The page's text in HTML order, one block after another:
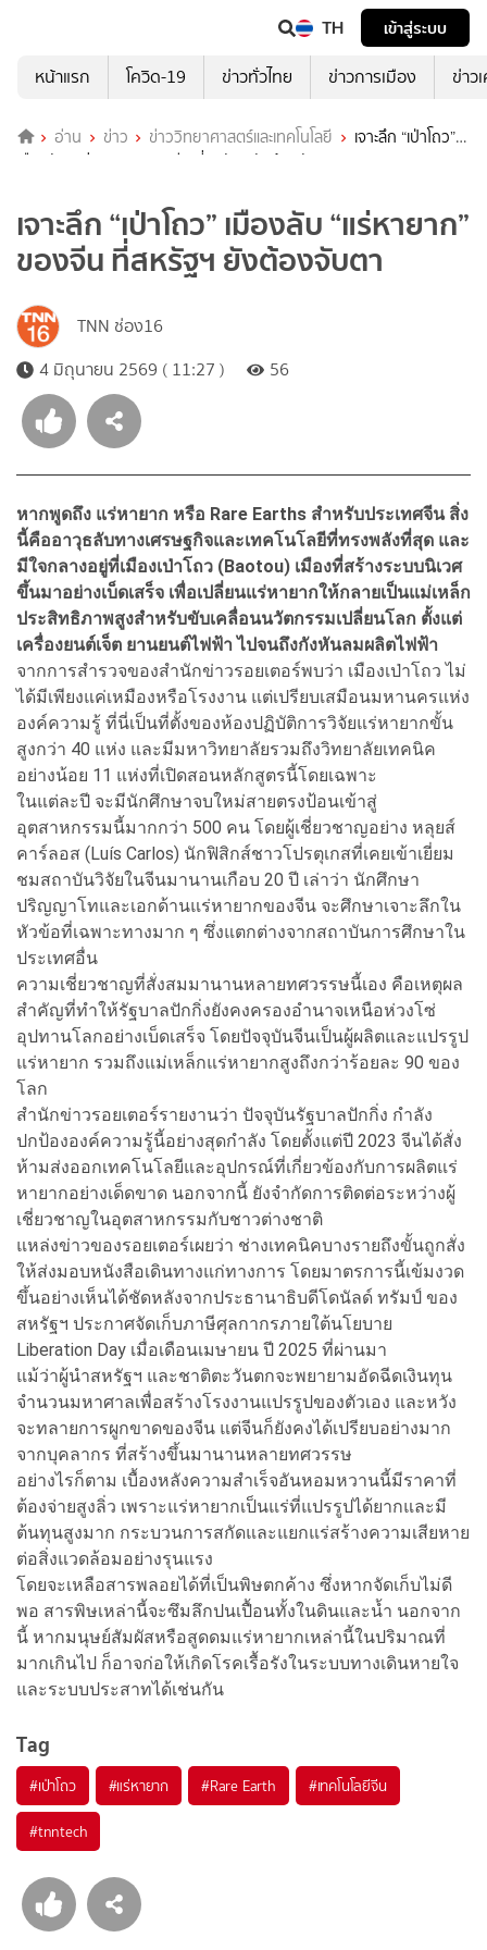
TH
เข้าสู่ระบบ
หน้าแรก
โควิด-19 ข่าวทั่วไทย ข่าวการเมือง ข่าว
อ่าน ข่าว ข่าววิทยาศาสตร์และเทคโนโลยี
เจาะลึก “เป่าโถว”
เมืองลับ “แร่หายาก” ของจีน ที่สหรัฐฯ ยังต้องจับตา
เจาะลึก “เป่าโถว” เมืองลับ “แร่หายาก”
ของจีน ที่สหรัฐฯ ยังต้องจับตา
TNN ช่อง16
4 มิถุนายน 2569 ( 11:27 )
56
หากพูดถึง แร่หายาก หรือ Rare Earths สำหรับประเทศจีน สิ่ง
นี้คืออาวุธลับทางเศรษฐกิจและเทคโนโลยีที่ทรงพลังที่สุด และ
มีใจกลางอยู่ที่เมืองเป่าโถว (Baotou) เมืองที่สร้างระบบนิเวศ
ขึ้นมาอย่างเบ็ดเสร็จ เพื่อเปลี่ยนแร่หายากให้กลายเป็นแม่เหล็ก
ประสิทธิภาพสูงสำหรับขับเคลื่อนนวัตกรรมเปลี่ยนโลก ตั้งแต่
เครื่องยนต์เจ็ต ยานยนต์ไฟฟ้า ไปจนถึงกังหันลมผลิตไฟฟ้า
จากการสำรวจของสำนักข่าวรอยเตอร์พบว่า เมืองเป่าโถว ไม่
ได้มีเพียงแค่เหมืองหรือโรงงาน แต่เปรียบเสมือนมหานครแห่ง
องค์ความรู้ ที่นี่เป็นที่ตั้งของห้องปฏิบัติการวิจัยแร่หายากขั้น
สูงกว่า 40 แห่ง และมีมหาวิทยาลัยรวมถึงวิทยาลัยเทคนิค
อย่างน้อย 11 แห่งที่เปิดสอนหลักสูตรนี้โดยเฉพาะ
ในแต่ละปี จะมีนักศึกษาจบใหม่สายตรงป้อนเข้าสู่
อุตสาหกรรมนี้มากกว่า 500 คน โดยผู้เชี่ยวชาญอย่าง หลุยส์
คาร์ลอส (Luís Carlos) นักฟิสิกส์ชาวโปรตุเกสที่เคยเข้าเยี่ยม
ชมสถาบันวิจัยในจีนมานานเกือบ 20 ปี เล่าว่า นักศึกษา
ปริญญาโทและเอกด้านแร่หายากของจีน จะศึกษาเจาะลึกใน
หัวข้อที่เฉพาะทางมาก ๆ ซึ่งแตกต่างจากสถาบันการศึกษาใน
ประเทศอื่น
ความเชี่ยวชาญที่สั่งสมมานานหลายทศวรรษนี้เอง คือเหตุผล
สำคัญที่ทำให้รัฐบาลปักกิ่งยังคงครองอำนาจเหนือห่วงโซ่
อุปทานโลกอย่างเบ็ดเสร็จ โดยปัจจุบันจีนเป็นผู้ผลิตและแปรรูป
แร่หายาก รวมถึงแม่เหล็กแร่หายากสูงถึงกว่าร้อยละ 90 ของ
โลก
สำนักข่าวรอยเตอร์รายงานว่า ปัจจุบันรัฐบาลปักกิ่ง กำลัง
ปกป้ององค์ความรู้นี้อย่างสุดกำลัง โดยตั้งแต่ปี 2023 จีนได้สั่ง
ห้ามส่งออกเทคโนโลยีและอุปกรณ์ที่เกี่ยวข้องกับการผลิตแร่
หายากอย่างเด็ดขาด นอกจากนี้ ยังจำกัดการติดต่อระหว่างผู้
เชี่ยวชาญในอุตสาหกรรมกับชาวต่างชาติ
แหล่งข่าวของรอยเตอร์เผยว่า ช่างเทคนิคบางรายถึงขั้นถูกสั่ง
ให้ส่งมอบหนังสือเดินทางแก่ทางการ โดยมาตรการนี้เข้มงวด
ขึ้นอย่างเห็นได้ชัดหลังจากประธานาธิบดีโดนัลด์ ทรัมป์ ของ
สหรัฐฯ ประกาศจัดเก็บภาษีศุลกากรภายใต้นโยบาย
Liberation Day เมื่อเดือนเมษายน ปี 2025 ที่ผ่านมา
แม้ว่าผู้นำสหรัฐฯ และชาติตะวันตกจะพยายามอัดฉีดเงินทุน
จำนวนมหาศาลเพื่อสร้างโรงงานแปรรูปของตัวเอง และหวัง
จะทลายการผูกขาดของจีน แต่จีนก็ยังคงได้เปรียบอย่างมาก
จากบุคลากร ที่สร้างขึ้นมานานหลายทศวรรษ
อย่างไรก็ตาม เบื้องหลังความสำเร็จอันหอมหวานนี้มีราคาที่
ต้องจ่ายสูงลิ่ว เพราะแร่หายากเป็นแร่ที่แปรรูปได้ยากและมี
ต้นทุนสูงมาก กระบวนการสกัดและแยกแร่สร้างความเสียหาย
ต่อสิ่งแวดล้อมอย่างรุนแรง
โดยจะเหลือสารพลอยได้ที่เป็นพิษตกค้าง ซึ่งหากจัดเก็บไม่ดี
พอ สารพิษเหล่านี้จะซึมลึกปนเปื้อนทั้งในดินและน้ำ นอกจาก
นี้ หากมนุษย์สัมผัสหรือสูดดมแร่หายากเหล่านี้ในปริมาณที่
มากเกินไป ก็อาจก่อให้เกิดโรคเรื้อรังในระบบทางเดินหายใจ
และระบบประสาทได้เช่นกัน
Tag
#เป่าโถว #แร่หายาก #Rare Earth #เทคโนโลยีจีน
#tnntech